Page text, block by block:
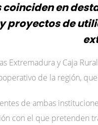
coinciden en
proyectos de
Extremadura y Caja
de la región,
de ambas
con el que pretenden